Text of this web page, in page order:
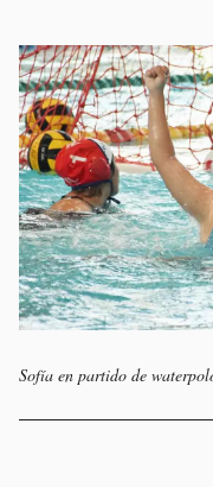
Sofía en partido de